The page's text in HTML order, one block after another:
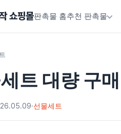
쇼핑몰판촉물 홈추천 판촉물
트 대량 구
·선물세트